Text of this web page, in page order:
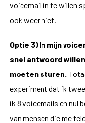
voicemail in te willen
ook weer niet.
Optie 3) In mijn
snel antwoord
moeten sturen:
experiment dat ik
ik 8 voicemails en nul
van mensen die me